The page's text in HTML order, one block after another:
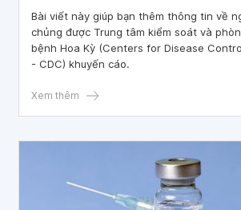
Bài viết này giúp bạn thêm thông tin về
chủng được Trung tâm kiểm soát và
bệnh Hoa Kỳ (Centers for Disease
- CDC) khuyến cáo.
Xem thêm